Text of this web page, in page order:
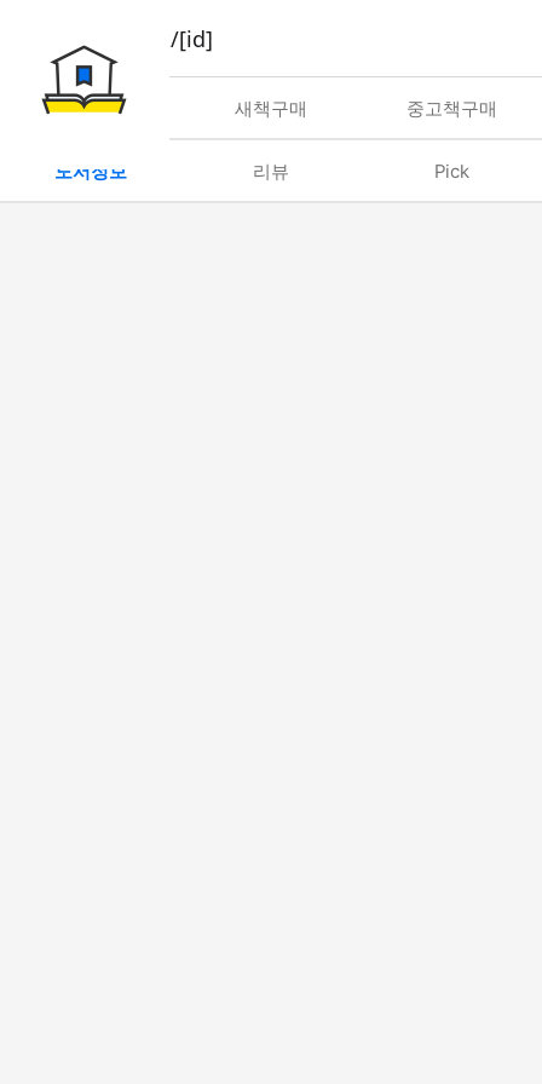
book/rent/[id]
대여 새책구매 중고책구매
도서정보 리뷰 Pick